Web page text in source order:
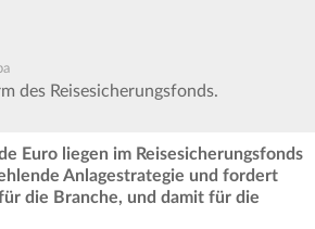
des Reisesicherungsfonds.
Euro liegen im Reisesicherungsfonds
Anlagestrategie und fordert
die Branche, und damit für die